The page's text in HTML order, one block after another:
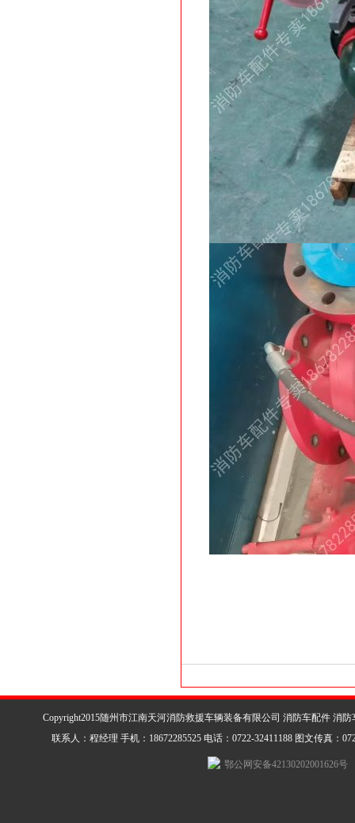
Copyright2015随州市江南天河消防救援车辆装备有限公司 消防车配件 消
联系人：程经理 手机：18672285525 电话：0722-32411188 图文传真：
鄂公网安备42130202001626号